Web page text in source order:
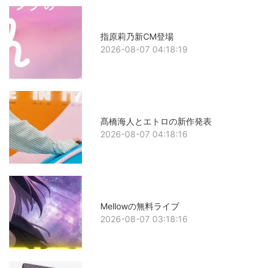
指原莉乃新CM登場
2026-08-07 04:18:19
髙橋海人とエトロの新作発表
2026-08-07 04:18:16
Mellowの無料ライブ
2026-08-07 03:18:16